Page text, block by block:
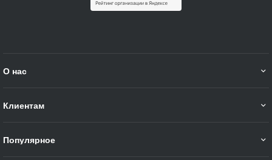
О нас
Клиентам
Популярное